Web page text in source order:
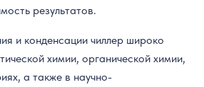
результатов.
и конденсации чиллер широко
химии, органической химии,
а также в научно-